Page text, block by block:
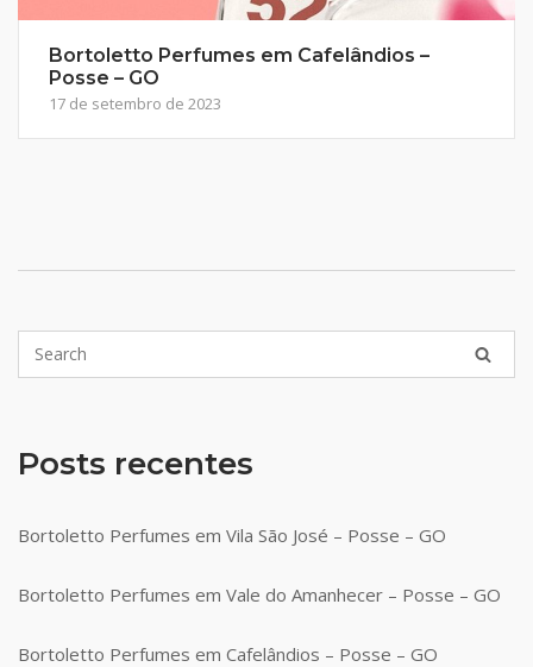
Bortoletto Perfumes em Cafelândios –
Posse – GO
17 de setembro de 2023
Posts recentes
Bortoletto Perfumes em Vila São José – Posse – GO
Bortoletto Perfumes em Vale do Amanhecer – Posse – GO
Bortoletto Perfumes em Cafelândios – Posse – GO